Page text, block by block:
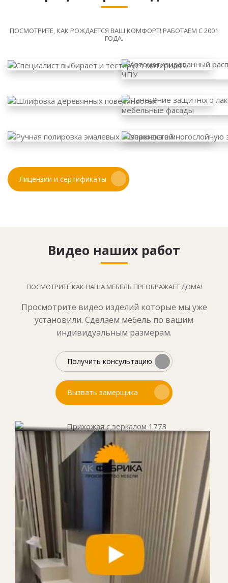
ПОСМОТРИТЕ, КАК РОЖДАЕТСЯ ВАШ КОМФОРТ! РАБОТАЕМ С 2001
ГОДА.
Лицензии и сертификаты
Видео наших работ
ПОСМОТРИТЕ КАК НАША МЕБЕЛЬ ПРЕОБРАЖАЕТ ДОМА!
Просмотрите видео изделий которые мы уже
установили. Сделаем мебель по вашим
индивидуальным размерам.
Получить консультацию
Вызвать замерщика